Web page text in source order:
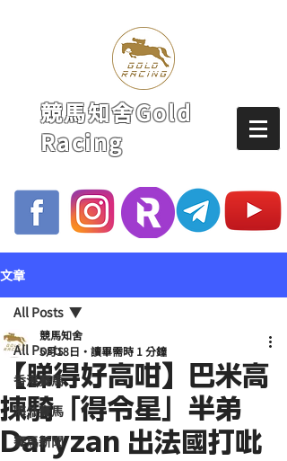
競馬知舍Gold
Racing
文章
All Posts
香港賽馬
海外賽馬
賽馬新聞
All Posts
【睇得好高咁】巴米高
揀騎「得令星」半弟
Daryzan 出法國打吡
競馬知舍
5月18日
讀畢需時 1 分鐘